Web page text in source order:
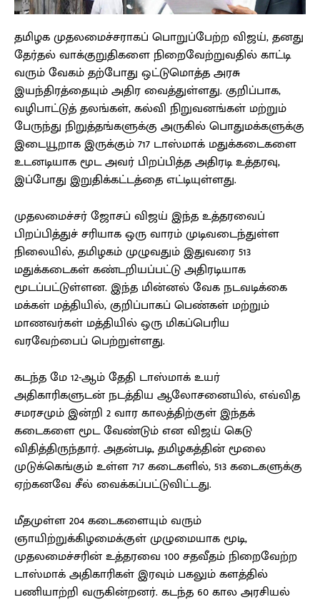
தமிழக முதலமைச்சராகப் பொறுப்பேற்ற விஜய், தனது
தேர்தல் வாக்குறுதிகளை நிறைவேற்றுவதில் காட்டி
வரும் வேகம் தற்போது ஒட்டுமொத்த அரசு
இயந்திரத்தையும் அதிர வைத்துள்ளது. குறிப்பாக,
வழிபாட்டுத் தலங்கள், கல்வி நிறுவனங்கள் மற்றும்
பேருந்து நிறுத்தங்களுக்கு அருகில் பொதுமக்களுக்கு
இடையூறாக இருக்கும் 717 டாஸ்மாக் மதுக்கடைகளை
உடனடியாக மூட அவர் பிறப்பித்த அதிரடி உத்தரவு,
இப்போது இறுதிக்கட்டத்தை எட்டியுள்ளது.
முதலமைச்சர் ஜோசப் விஜய் இந்த உத்தரவைப்
பிறப்பித்துச் சரியாக ஒரு வாரம் முடிவடைந்துள்ள
நிலையில், தமிழகம் முழுவதும் இதுவரை 513
மதுக்கடைகள் கண்டறியப்பட்டு அதிரடியாக
மூடப்பட்டுள்ளன. இந்த மின்னல் வேக நடவடிக்கை
மக்கள் மத்தியில், குறிப்பாகப் பெண்கள் மற்றும்
மாணவர்கள் மத்தியில் ஒரு மிகப்பெரிய
வரவேற்பைப் பெற்றுள்ளது.
கடந்த மே 12-ஆம் தேதி டாஸ்மாக் உயர்
அதிகாரிகளுடன் நடத்திய ஆலோசனையில், எவ்வித
சமரசமும் இன்றி 2 வார காலத்திற்குள் இந்தக்
கடைகளை மூட வேண்டும் என விஜய் கெடு
விதித்திருந்தார். அதன்படி, தமிழகத்தின் மூலை
முடுக்கெங்கும் உள்ள 717 கடைகளில், 513 கடைகளுக்கு
ஏற்கனவே சீல் வைக்கப்பட்டுவிட்டது.
மீதமுள்ள 204 கடைகளையும் வரும்
ஞாயிற்றுக்கிழமைக்குள் முழுமையாக மூடி,
முதலமைச்சரின் உத்தரவை 100 சதவீதம் நிறைவேற்ற
டாஸ்மாக் அதிகாரிகள் இரவும் பகலும் களத்தில்
பணியாற்றி வருகின்றனர். கடந்த 60 கால அரசியல்